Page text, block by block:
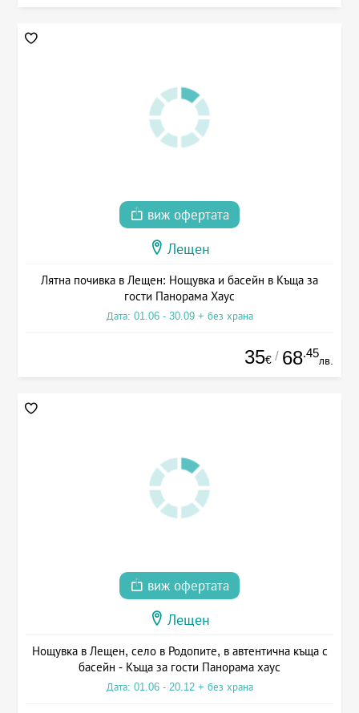
виж офертата
Лещен
Лятна почивка в Лещен: Нощувка и басейн в Къща за
гости Панорама Хаус
Дата: 01.06 - 30.09 + без храна
35€ / 68.45
лв.
виж офертата
Лещен
Нощувка в Лещен, село в Родопите, в автентична къща с
басейн - Къща за гости Панорама хаус
Дата: 01.06 - 20.12 + без храна